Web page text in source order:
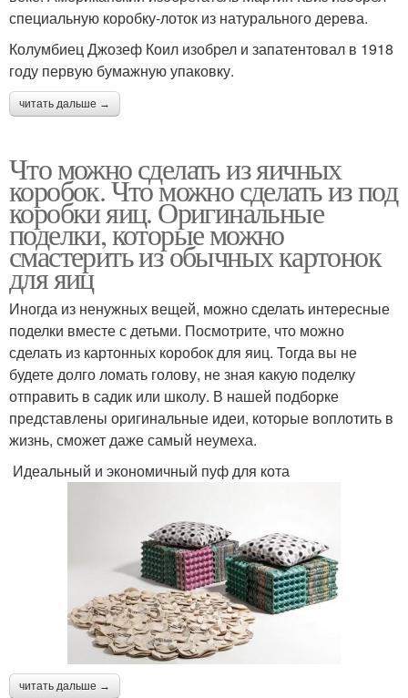
специальную коробку-лоток из натурального дерева.
Колумбиец Джозеф Коил изобрел и запатентовал в 1918
году первую бумажную упаковку.
читать дальше →
Что можно сделать из яичных
коробок. Что можно сделать из под
коробки яиц. Оригинальные
поделки, которые можно
смастерить из обычных картонок
для яиц
Иногда из ненужных вещей, можно сделать интересные
поделки вместе с детьми. Посмотрите, что можно
сделать из картонных коробок для яиц. Тогда вы не
будете долго ломать голову, не зная какую поделку
отправить в садик или школу. В нашей подборке
представлены оригинальные идеи, которые воплотить в
жизнь, сможет даже самый неумеха.
Идеальный и экономичный пуф для кота
читать дальше →